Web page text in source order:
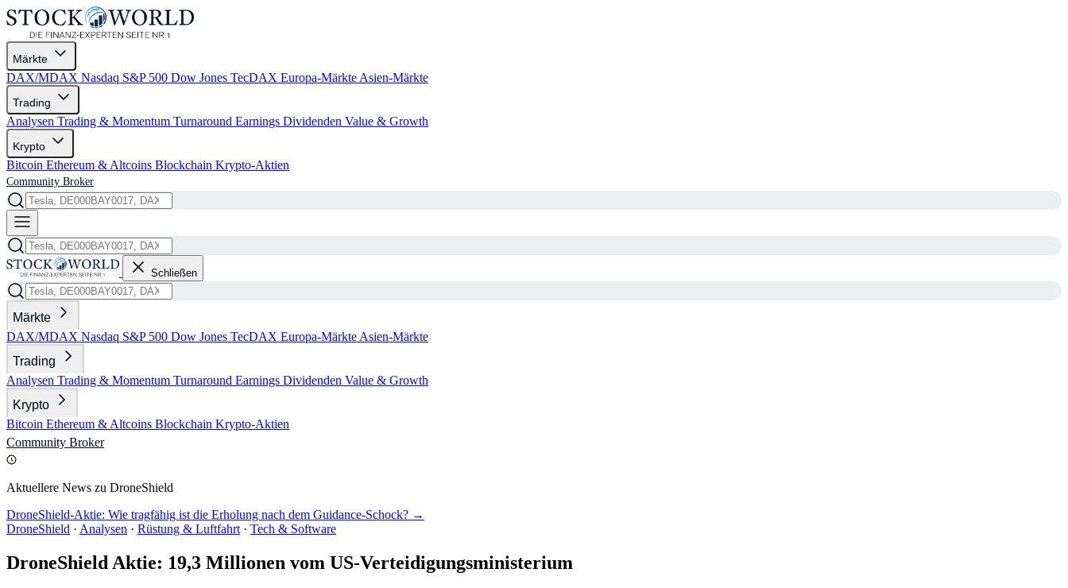
Märkte
DAX/MDAX Nasdaq S&P 500 Dow Jones TecDAX Europa-Märkte Asien-Märkte
Trading
Analysen Trading & Momentum Turnaround Earnings Dividenden Value & Growth
Krypto
Bitcoin Ethereum & Altcoins Blockchain Krypto-Aktien
Community Broker
Schließen
Märkte
DAX/MDAX Nasdaq S&P 500 Dow Jones TecDAX Europa-Märkte Asien-Märkte
Trading
Analysen Trading & Momentum Turnaround Earnings Dividenden Value & Growth
Krypto
Bitcoin Ethereum & Altcoins Blockchain Krypto-Aktien
Community Broker
Aktuellere News zu DroneShield
DroneShield-Aktie: Wie tragfähig ist die Erholung nach dem Guidance-Schock? →
DroneShield · Analysen · Rüstung & Luftfahrt · Tech & Software
DroneShield Aktie: 19,3 Millionen vom US-Verteidigungsministerium